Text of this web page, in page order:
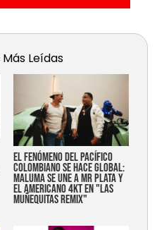
Más Leídas
EL FENÓMENO DEL PACÍFICO
COLOMBIANO SE HACE GLOBAL:
MALUMA SE UNE A MR PLATA Y
EL AMERICANO 4KT EN "LAS
MUÑEQUITAS REMIX"